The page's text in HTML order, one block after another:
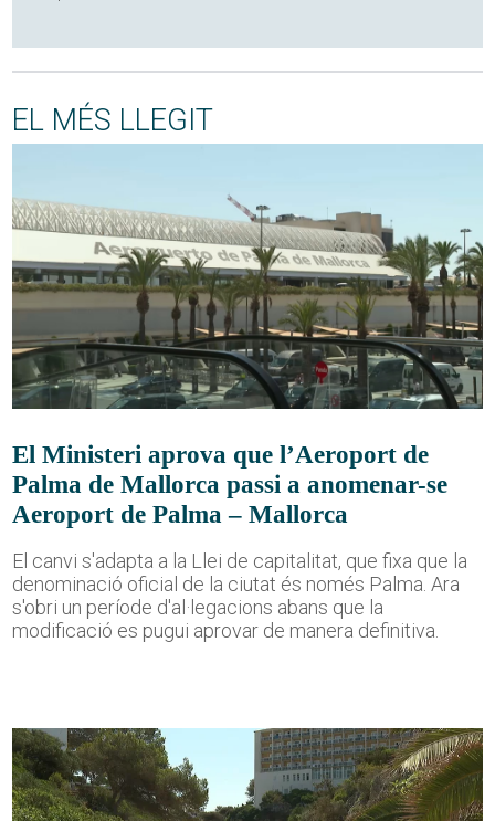
EL MÉS LLEGIT
El Ministeri aprova que l’Aeroport de
Palma de Mallorca passi a anomenar-se
Aeroport de Palma – Mallorca
El canvi s'adapta a la Llei de capitalitat, que fixa que la
denominació oficial de la ciutat és només Palma. Ara
s'obri un període d'al·legacions abans que la
modificació es pugui aprovar de manera definitiva.